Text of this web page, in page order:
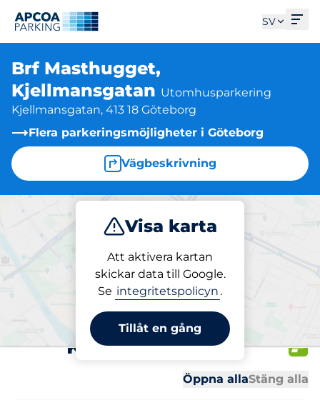
SV
Brf Masthugget,
Kjellmansgatan Utomhusparkering
Kjellmansgatan, 413 18 Göteborg
Flera parkeringsmöjligheter i Göteborg
Vägbeskrivning
Visa karta
Att aktivera kartan
skickar data till Google.
Se integritetspolicyn .
Tillåt en gång
Parkera
Parkering på plats
Brf Masthugget,
Kjellmansgatan
Öppna allaStäng alla